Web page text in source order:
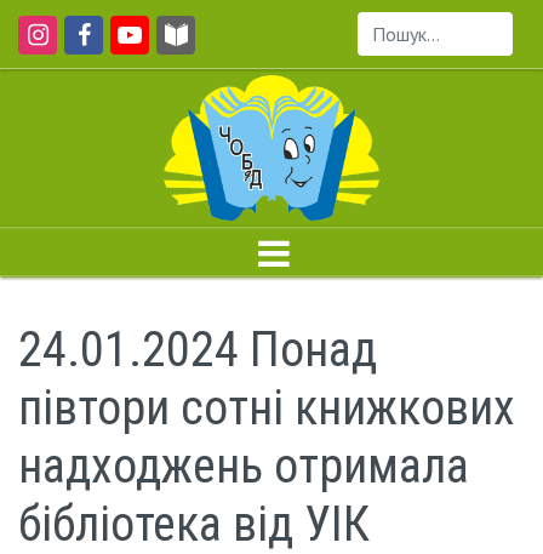
Пошук...
24.01.2024 Понад
півтори сотні книжкових
надходжень отримала
бібліотека від УІК